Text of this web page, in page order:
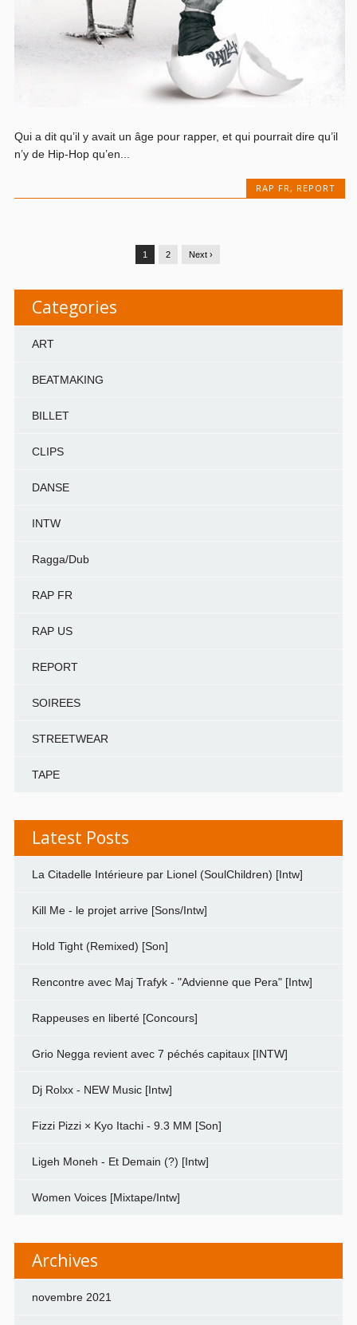
Qui a dit qu’il y avait un âge pour rapper, et qui pourrait dire qu’il
n’y de Hip-Hop qu’en...
RAP FR , REPORT
1 2 Next ›
Categories
ART
BEATMAKING
BILLET
CLIPS
DANSE
INTW
Ragga/Dub
RAP FR
RAP US
REPORT
SOIREES
STREETWEAR
TAPE
Latest Posts
La Citadelle Intérieure par Lionel (SoulChildren) [Intw]
Kill Me - le projet arrive [Sons/Intw]
Hold Tight (Remixed) [Son]
Rencontre avec Maj Trafyk - "Advienne que Pera" [Intw]
Rappeuses en liberté [Concours]
Grio Negga revient avec 7 péchés capitaux [INTW]
Dj Rolxx - NEW Music [Intw]
Fizzi Pizzi × Kyo Itachi - 9.3 MM [Son]
Ligeh Moneh - Et Demain (?) [Intw]
Women Voices [Mixtape/Intw]
Archives
novembre 2021